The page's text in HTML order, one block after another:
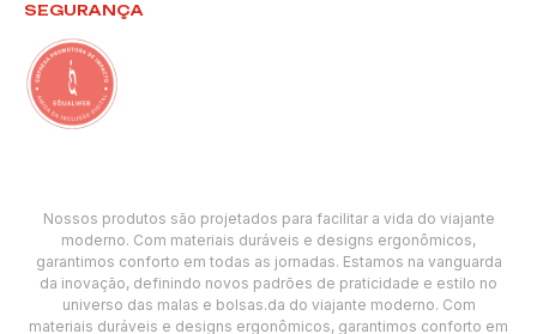
SEGURANÇA
Nossos produtos são projetados para facilitar a vida do viajante
moderno. Com materiais duráveis e designs ergonômicos,
garantimos conforto em todas as jornadas. Estamos na vanguarda
da inovação, definindo novos padrões de praticidade e estilo no
universo das malas e bolsas.da do viajante moderno. Com
materiais duráveis e designs ergonômicos, garantimos conforto em